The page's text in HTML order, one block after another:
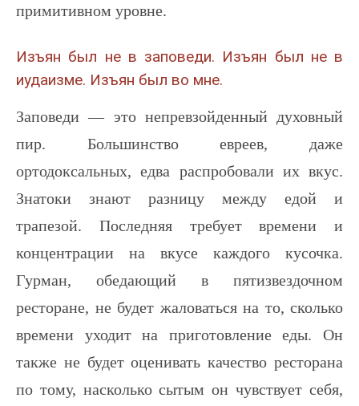
примитивном уровне.
Изъян был не в заповеди. Изъян был не в
иудаизме. Изъян был во мне.
Заповеди — это непревзойденный духовный
пир. Большинство евреев, даже
ортодоксальных, едва распробовали их вкус.
Знатоки знают разницу между едой и
трапезой. Последняя требует времени и
концентрации на вкусе каждого кусочка.
Гурман, обедающий в пятизвездочном
ресторане, не будет жаловаться на то, сколько
времени уходит на приготовление еды. Он
также не будет оценивать качество ресторана
по тому, насколько сытым он чувствует себя,